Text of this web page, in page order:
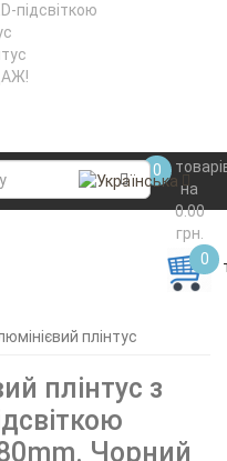
підсвіткою
0
на
0.00
грн.
0
плінтус
плінтус з
Чорний